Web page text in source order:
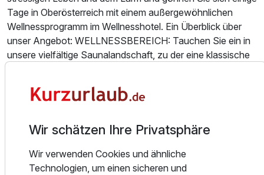
Tage in Oberösterreich mit einem außergewöhnlichen
Wellnessprogramm im Wellnesshotel. Ein Überblick über
unser Angebot: WELLNESSBEREICH: Tauchen Sie ein in
unsere vielfältige Saunalandschaft, zu der eine klassische
einer Teebar gehören. INNENPOOL: Genießen Sie unseren
künstlichen Wasserfall, einer Gegenstromanlage und
Massagebänken ausgestattet ist. Entspannen Sie auch auf
unserer Sonnenterrasse. MASSAGEN: Erleben Sie eine
Vielzahl von wohltuenden Massagen im Hotel
Wir schätzen Ihre Privatsphäre
Wir verwenden Cookies und ähnliche
Technologien, um einen sicheren und